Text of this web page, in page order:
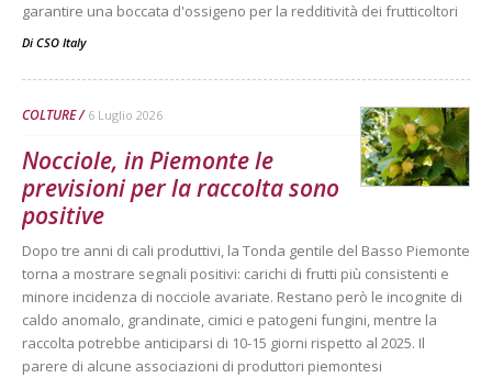
garantire una boccata d'ossigeno per la redditività dei frutticoltori
Di CSO Italy
COLTURE 6 Luglio 2026
Nocciole, in Piemonte le
previsioni per la raccolta sono
positive
Dopo tre anni di cali produttivi, la Tonda gentile del Basso Piemonte
torna a mostrare segnali positivi: carichi di frutti più consistenti e
minore incidenza di nocciole avariate. Restano però le incognite di
caldo anomalo, grandinate, cimici e patogeni fungini, mentre la
raccolta potrebbe anticiparsi di 10-15 giorni rispetto al 2025. Il
parere di alcune associazioni di produttori piemontesi